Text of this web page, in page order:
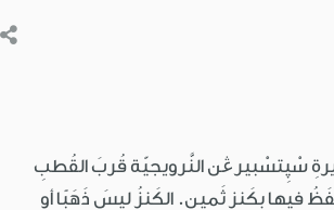
سْپِتسْبيرڠن النَّرويجيّة قُربَ القُطبِ
فيها بكَنزٍ ثَمينٍ. الكَنزُ ليسَ ذَهَبًا أو